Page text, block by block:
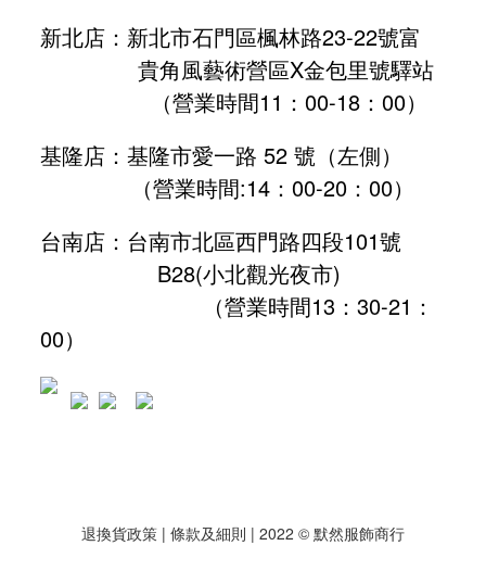
新北店：新北市石門區楓林路23-22號富
貴角風藝術營區X金包里號驛站
（營業時間11：00-18：00）
基隆店：基隆市愛一路 52 號（左側）
（營業時間:14：00-20：00）
台南店：台南市北區西門路四段101號
B28(小北觀光夜市)
（營業時間13：30-21：
00）
退換貨政策 | 條款及細則 | 2022 © 默然服飾商行